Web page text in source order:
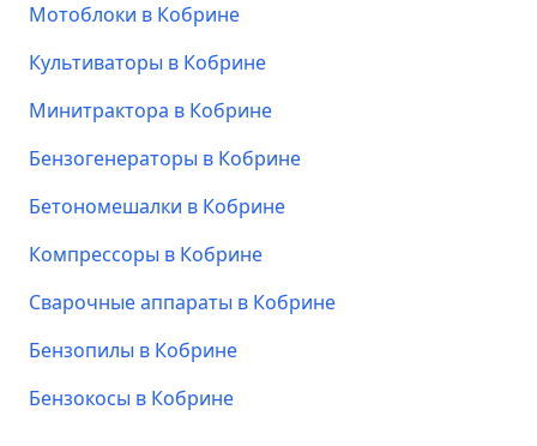
Мотоблоки в Кобрине
Культиваторы в Кобрине
Минитрактора в Кобрине
Бензогенераторы в Кобрине
Бетономешалки в Кобрине
Компрессоры в Кобрине
Сварочные аппараты в Кобрине
Бензопилы в Кобрине
Бензокосы в Кобрине